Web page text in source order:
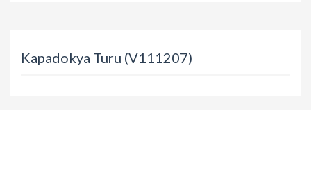
Kapadokya Turu (V111207)